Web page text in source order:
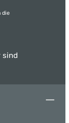
die
sind